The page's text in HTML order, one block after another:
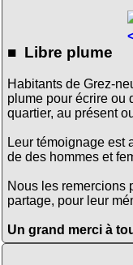
■ Libre plume
Habitants de Grez-
plume pour écrire ou
quartier, au présent
Leur témoignage est
de des hommes et
Nous les remercions
partage, pour leur
Un grand merci à